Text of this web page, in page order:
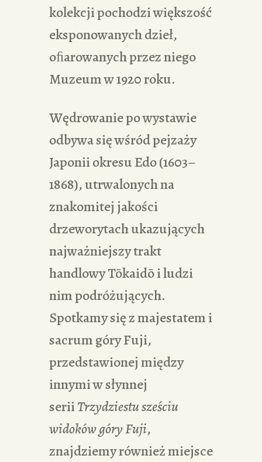
kolekcji pochodzi większość
eksponowanych dzieł,
oﬁarowanych przez niego
Muzeum w 1920 roku.
Wędrowanie po wystawie
odbywa się wśród pejzaży
Japonii okresu Edo (1603–
1868), utrwalonych na
znakomitej jakości
drzeworytach ukazujących
najważniejszy trakt
handlowy Tōkaidō i ludzi
nim podróżujących.
Spotkamy się z majestatem i
sacrum góry Fuji,
przedstawionej między
innymi w słynnej
seriiTrzydziestu sześciu
widoków góry Fuji,
znajdziemy również miejsce